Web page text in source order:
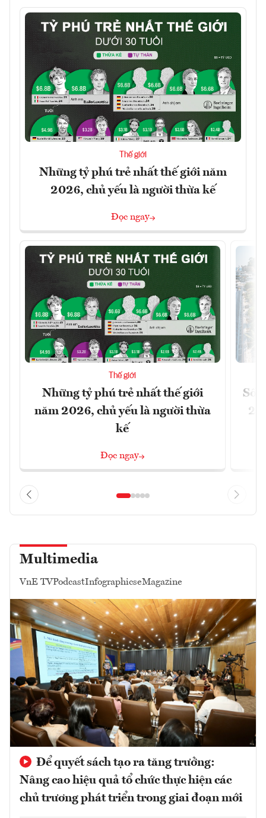
Thế giới
Những tỷ phú trẻ nhất thế giới năm
2026, chủ yếu là người thừa kế
Đọc ngay
Thế giới
Những tỷ phú trẻ nhất thế giới
năm 2026, chủ yếu là người thừa
kế
Đọc ngay
Số
Multimedia
VnE TVPodcastInfographicseMagazine
Để quyết sách tạo ra tăng trưởng:
Nâng cao hiệu quả tổ chức thực hiện các
chủ trương phát triển trong giai đoạn mới